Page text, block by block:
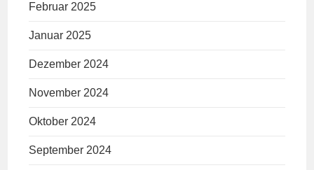
Februar 2025
Januar 2025
Dezember 2024
November 2024
Oktober 2024
September 2024